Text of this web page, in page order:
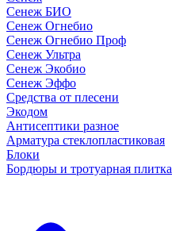
Сенеж БИО
Сенеж Огнебио
Сенеж Огнебио Проф
Сенеж Ультра
Сенеж Экобио
Сенеж Эффо
Средства от плесени
Экодом
Антисептики разное
Арматура стеклопластиковая
Блоки
Бордюры и тротуарная плитка